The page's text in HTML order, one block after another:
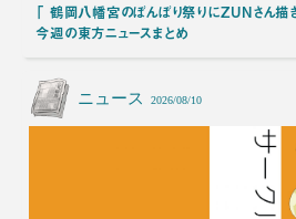
「 鶴岡八幡宮のぼんぼり祭りにZUNさん描き
今週の東方ニュースまとめ
ニュース 2026/08/10